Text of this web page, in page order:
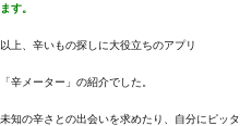
ます。
以上、辛いもの探しに大役立ちのアプリ
「辛メーター」の紹介でした。
未知の辛さとの出会いを求めたり、自分にピッ